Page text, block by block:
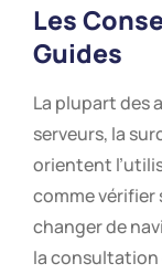
Les
Guides
La plupart des
serveurs, la
orientent
comme vérifier
changer de
la consultation